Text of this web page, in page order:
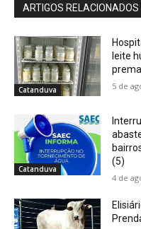
ARTIGOS RELACIONADOS
Catanduva
leite
5 de
Catanduva
(5)
4 de